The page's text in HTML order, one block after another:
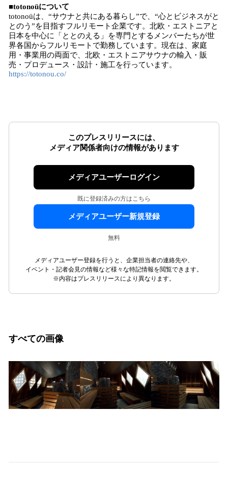
■totonoüについて
totonoüは、“サウナと共にある暮らし”で、“心とビジネスがと
とのう”を目指すフルリモート企業です。北欧・エストニアと
日本を中心に「ととのえる」を専門とするメンバーたちが世
界各国からフルリモートで勤務しています。現在は、家庭
用・事業用の両面で、北欧・エストニアサウナの輸入・販
売・プロデュース・設計・施工を行っています。
https://totonou.co/
このプレスリリースには、
メディア関係者向けの情報があります
メディアユーザーログイン
既に登録済みの方はこちら
メディアユーザー新規登録
無料
メディアユーザー登録を行うと、企業担当者の連絡先や、
イベント・記者会見の情報など様々な特記情報を閲覧できます。
※内容はプレスリリースにより異なります。
すべての画像